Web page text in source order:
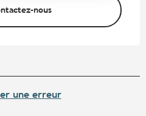
nous
une erreur